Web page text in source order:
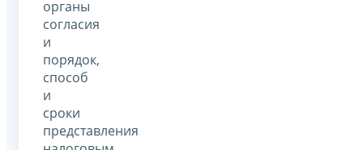
органы
согласия
и
порядок,
способ
и
сроки
представления